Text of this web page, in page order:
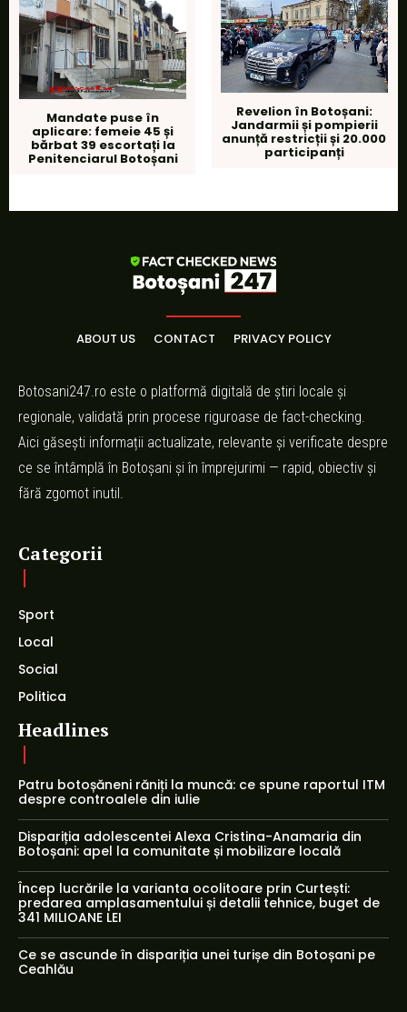
Mandate puse în
aplicare: femeie 45 și
bărbat 39 escortați la
Penitenciarul Botoșani
Revelion în Botoșani:
Jandarmii și pompierii
anunță restricții și 20.000
participanți
ABOUT US CONTACT PRIVACY POLICY
Botosani247.ro este o platformă digitală de știri locale și
regionale, validată prin procese riguroase de fact-checking.
Aici găsești informații actualizate, relevante și verificate despre
ce se întâmplă în Botoșani și în împrejurimi — rapid, obiectiv și
fără zgomot inutil.
Categorii
Sport
Local
Social
Politica
Headlines
Patru botoșăneni răniți la muncă: ce spune raportul ITM
despre controalele din iulie
Dispariția adolescentei Alexa Cristina-Anamaria din
Botoșani: apel la comunitate și mobilizare locală
Încep lucrările la varianta ocolitoare prin Curtești:
predarea amplasamentului și detalii tehnice, buget de
341 MILIOANE LEI
Ce se ascunde în dispariția unei turișe din Botoșani pe
Ceahlău